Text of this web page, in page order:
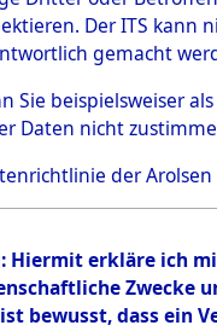
Toter aus
Ort ihrer
0003
Der ITS
gemacht
Sie beispielsweiser
Daten nicht
der Arolsen
erkläre ich
Zwecke
bewusst, dass ein